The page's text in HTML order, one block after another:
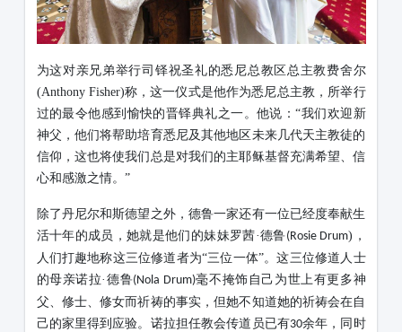
为这对亲兄弟举行司铎祝圣礼的悉尼总教区总主教费舍尔
(Anthony Fisher)称，这一仪式是他作为悉尼总主教，所举行
过的最令他感到愉快的晋铎典礼之一。他说：“我们欢迎新
神父，他们将帮助培育悉尼及其他地区未来几代天主教徒的
信仰，这也将使我们总是对我们的主耶稣基督充满希望、信
心和感激之情。”
除了丹尼尔和斯德望之外，德鲁一家还有一位已经度奉献生
活十年的成员，她就是他们的妹妹罗茜·德鲁(Rosie Drum) ，
人们打趣地称这三位修道者为“三位一体”。这三位修道人士
的母亲诺拉·德鲁(Nola Drum)毫不掩饰自己为世上有更多神
父、修士、修女而祈祷的事实，但她不知道她的祈祷会在自
己的家里得到应验。诺拉担任教会传道员已有30余年，同时